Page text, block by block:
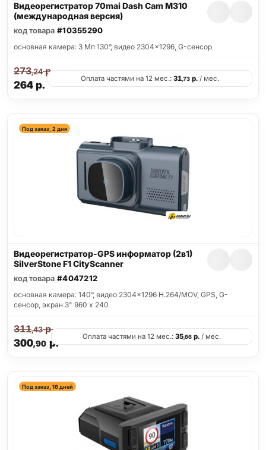
Видеорегистратор 70mai Dash Cam M310
(международная версия)
код товара #10355290
основная камера: 3 Мп 130°, видео 2304x1296, G-сенсор
264р.
273,24р.
Оплата частями на 12 мес.: 31,73р./ мес.
Под заказ, 2 дня
Видеорегистратор-GPS информатор (2в1)
SilverStone F1 CityScanner
код товара #4047212
основная камера: 140°, видео 2304x1296 H.264/MOV, GPS, G-
сенсор, экран 3" 960 x 240
300,90р.
311,43р.
Оплата частями на 12 мес.: 35,66 р. / мес.
Под заказ, 16 дней